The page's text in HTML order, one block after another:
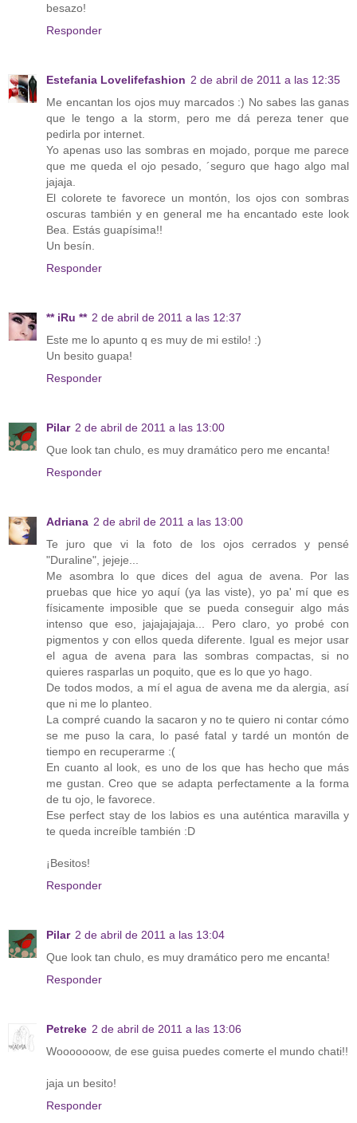
besazo!
Responder
Estefania Lovelifefashion 2 de abril de 2011 a las 12:35
Me encantan los ojos muy marcados :) No sabes las ganas
que le tengo a la storm, pero me dá pereza tener que
pedirla por internet.
Yo apenas uso las sombras en mojado, porque me parece
que me queda el ojo pesado, ´seguro que hago algo mal
jajaja.
El colorete te favorece un montón, los ojos con sombras
oscuras también y en general me ha encantado este look
Bea. Estás guapísima!!
Un besín.
Responder
** iRu ** 2 de abril de 2011 a las 12:37
Este me lo apunto q es muy de mi estilo! :)
Un besito guapa!
Responder
Pilar 2 de abril de 2011 a las 13:00
Que look tan chulo, es muy dramático pero me encanta!
Responder
Adriana 2 de abril de 2011 a las 13:00
Te juro que vi la foto de los ojos cerrados y pensé
"Duraline", jejeje...
Me asombra lo que dices del agua de avena. Por las
pruebas que hice yo aquí (ya las viste), yo pa' mí que es
físicamente imposible que se pueda conseguir algo más
intenso que eso, jajajajajaja... Pero claro, yo probé con
pigmentos y con ellos queda diferente. Igual es mejor usar
el agua de avena para las sombras compactas, si no
quieres rasparlas un poquito, que es lo que yo hago.
De todos modos, a mí el agua de avena me da alergia, así
que ni me lo planteo.
La compré cuando la sacaron y no te quiero ni contar cómo
se me puso la cara, lo pasé fatal y tardé un montón de
tiempo en recuperarme :(
En cuanto al look, es uno de los que has hecho que más
me gustan. Creo que se adapta perfectamente a la forma
de tu ojo, le favorece.
Ese perfect stay de los labios es una auténtica maravilla y
te queda increíble también :D
¡Besitos!
Responder
Pilar 2 de abril de 2011 a las 13:04
Que look tan chulo, es muy dramático pero me encanta!
Responder
Petreke 2 de abril de 2011 a las 13:06
Wooooooow, de ese guisa puedes comerte el mundo chati!!
jaja un besito!
Responder